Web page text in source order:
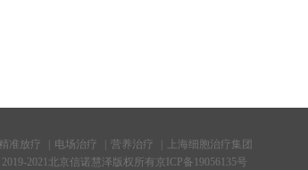
准放疗 电场治疗 营养治疗
上海细胞治疗集团
2019-2021北京信诺慧泽版权所有京ICP备19056135号